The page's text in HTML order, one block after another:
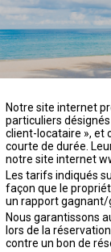
Notre site internet
particuliers désignés
client-locataire », et
courte de durée.
notre site internet
Les tarifs indiqués
façon que le
un rapport gagnant/
Nous garantissons
lors de la
contre un bon de